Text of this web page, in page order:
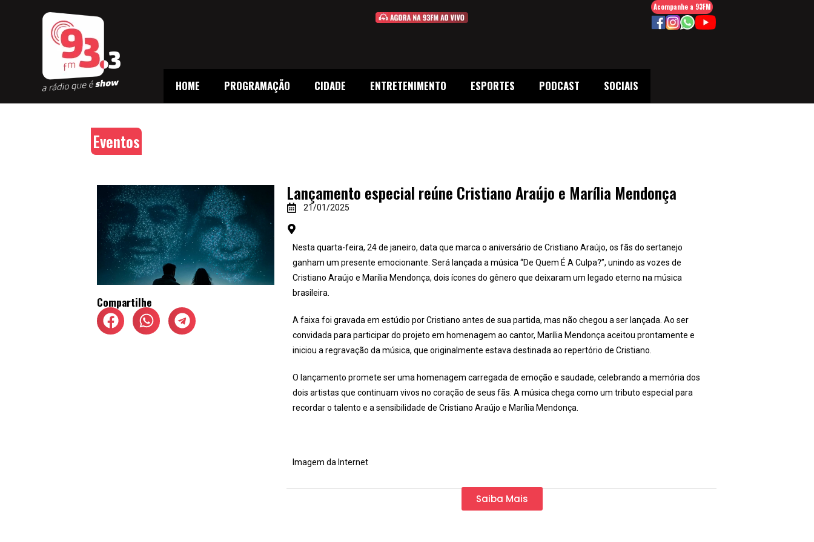
HOME PROGRAMAÇÃO CIDADE ENTRETENIMENTO ESPORTES PODCAST SOCIAIS
Acompanhe a 93FM
Eventos
Compartilhe
Lançamento especial reúne Cristiano Araújo e Marília Mendonça
21/01/2025
Nesta quarta-feira, 24 de janeiro, data que marca o aniversário de Cristiano Araújo, os fãs do sertanejo
ganham um presente emocionante. Será lançada a música “De Quem É A Culpa?”, unindo as vozes de
Cristiano Araújo e Marília Mendonça, dois ícones do gênero que deixaram um legado eterno na música
brasileira.
A faixa foi gravada em estúdio por Cristiano antes de sua partida, mas não chegou a ser lançada. Ao ser
convidada para participar do projeto em homenagem ao cantor, Marília Mendonça aceitou prontamente e
iniciou a regravação da música, que originalmente estava destinada ao repertório de Cristiano.
O lançamento promete ser uma homenagem carregada de emoção e saudade, celebrando a memória dos
dois artistas que continuam vivos no coração de seus fãs. A música chega como um tributo especial para
recordar o talento e a sensibilidade de Cristiano Araújo e Marília Mendonça.
Imagem da Internet
Saiba Mais